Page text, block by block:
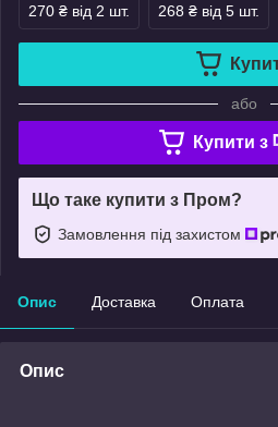
270 ₴ від 2 шт. 268 ₴ від 5 шт.
або
Купити з
Що таке купити з Пром?
Замовлення під захистом
Опис Доставка Оплата
Опис